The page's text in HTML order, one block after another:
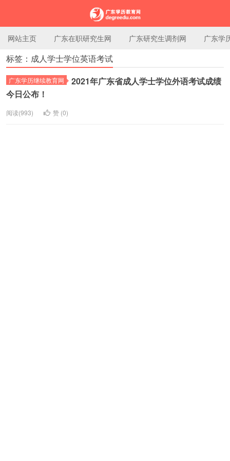
广东学历教育网
网站主页 广东在职研究生网 广东研究生调剂网 广东学
标签：成人学士学位英语考试
广东学历继续教育网
2021年广东省成人学士学位外语考试成绩
今日公布！
阅读(993) 赞 (0)